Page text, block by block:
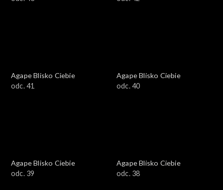
Agape Blisko Ciebie
odc. 41
Agape Blisko Ciebie
odc. 40
Agape Blisko Ciebie
odc. 39
Agape Blisko Ciebie
odc. 38